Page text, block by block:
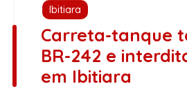
Ibitiara
Carreta-tanque
BR-242 e
em Ibitiara